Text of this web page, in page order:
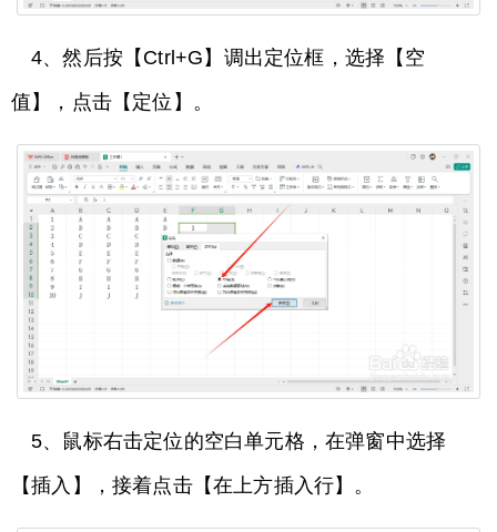
4、然后按【Ctrl+G】调出定位框，选择【空
值】，点击【定位】。
5、鼠标右击定位的空白单元格，在弹窗中选择
【插入】，接着点击【在上方插入行】。